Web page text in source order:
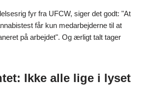
fyr fra UFCW, siger det godt: "At
får kun medarbejderne til at
på arbejdet". Og ærligt talt tager
Ikke alle lige i lyset